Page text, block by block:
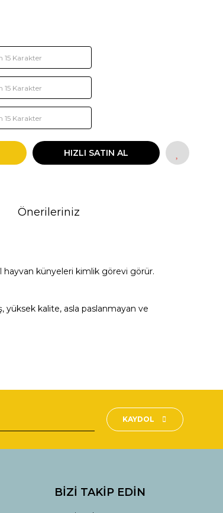
HIZLI SATIN AL
Önerileriniz
hayvan künyeleri kimlik görevi görür.
yüksek kalite, asla paslanmayan ve
KAYDOL
BİZİ TAKİP EDİN